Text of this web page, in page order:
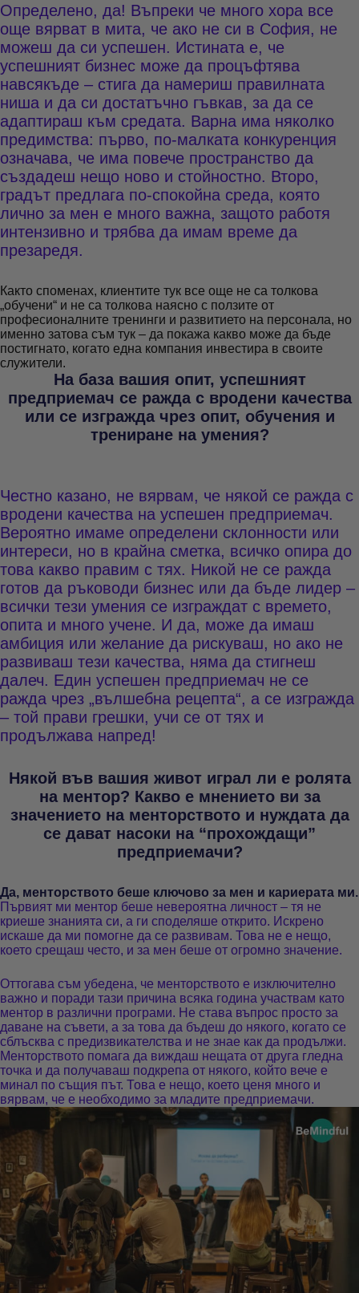
Определено, да! Въпреки че много хора все
още вярват в мита, че ако не си в София, не
можеш да си успешен. Истината е, че
успешният бизнес може да процъфтява
навсякъде – стига да намериш правилната
ниша и да си достатъчно гъвкав, за да се
адаптираш към средата. Варна има няколко
предимства: първо, по-малката конкуренция
означава, че има повече пространство да
създадеш нещо ново и стойностно. Второ,
градът предлага по-спокойна среда, която
лично за мен е много важна, защото работя
интензивно и трябва да имам време да
презаредя.
Както споменах, клиентите тук все още не са толкова
„обучени“ и не са толкова наясно с ползите от
професионалните тренинги и развитието на персонала, но
именно затова съм тук – да покажа какво може да бъде
постигнато, когато една компания инвестира в своите
служители.
На база вашия опит, успешният
предприемач се ражда с вродени качества
или се изгражда чрез опит, обучения и
трениране на умения?
Честно казано, не вярвам, че някой се ражда с
вродени качества на успешен предприемач.
Вероятно имаме определени склонности или
интереси, но в крайна сметка, всичко опира до
това какво правим с тях. Никой не се ражда
готов да ръководи бизнес или да бъде лидер –
всички тези умения се изграждат с времето,
опита и много учене. И да, може да имаш
амбиция или желание да рискуваш, но ако не
развиваш тези качества, няма да стигнеш
далеч. Един успешен предприемач не се
ражда чрез „вълшебна рецепта“, а се изгражда
– той прави грешки, учи се от тях и
продължава напред!
Някой във вашия живот играл ли е ролята
на ментор? Какво е мнението ви за
значението на менторството и нуждата да
се дават насоки на “прохождащи”
предприемачи?
Да, менторството беше ключово за мен и кариерата ми.
Първият ми ментор беше невероятна личност – тя не
криеше знанията си, а ги споделяше открито. Искрено
искаше да ми помогне да се развивам. Това не е нещо,
което срещаш често, и за мен беше от огромно значение.
Оттогава съм убедена, че менторството е изключително
важно и поради тази причина всяка година участвам като
ментор в различни програми. Не става въпрос просто за
даване на съвети, а за това да бъдеш до някого, когато се
сблъсква с предизвикателства и не знае как да продължи.
Менторството помага да виждаш нещата от друга гледна
точка и да получаваш подкрепа от някого, който вече е
минал по същия път. Това е нещо, което ценя много и
вярвам, че е необходимо за младите предприемачи.